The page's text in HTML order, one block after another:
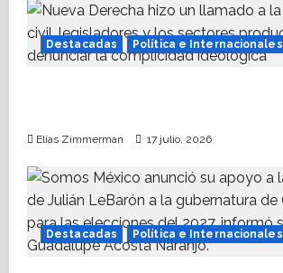
Destacadas Política e Internacionales
Elías Zimmerman 17 julio, 2026
Destacadas Política e Internacionales